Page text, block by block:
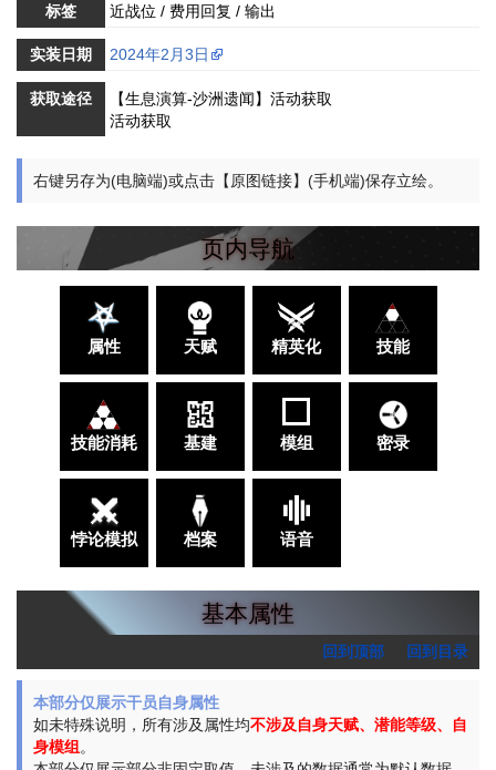
标签 近战位 / 费用回复 / 输出
实装日期 2024年2月3日
获取途径
【生息演算-沙洲遗闻】活动获取
活动获取
右键另存为(电脑端)或点击【原图链接】(手机端)保存立绘。
页内导航
属性 天赋 精英化 技能
技能消耗 基建 模组 密录
悖论模拟 档案 语音
基本属性
回到顶部 回到目录
本部分仅展示干员自身属性
如未特殊说明，所有涉及属性均不涉及自身天赋、潜能等级、自
身模组 。